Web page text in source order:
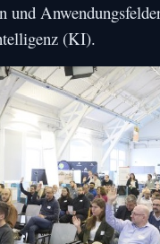
und
(KI).